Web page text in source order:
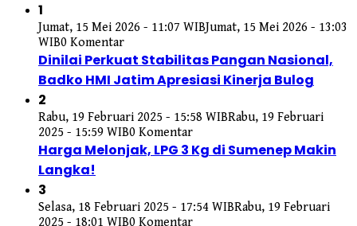
1
Jumat, 15 Mei 2026 - 11:07 WIBJumat, 15 Mei 2026 - 13:03
WIB0 Komentar
Dinilai Perkuat Stabilitas Pangan Nasional,
Badko HMI Jatim Apresiasi Kinerja Bulog
2
Rabu, 19 Februari 2025 - 15:58 WIBRabu, 19 Februari
2025 - 15:59 WIB0 Komentar
Harga Melonjak, LPG 3 Kg di Sumenep Makin
Langka!
3
Selasa, 18 Februari 2025 - 17:54 WIBRabu, 19 Februari
2025 - 18:01 WIB0 Komentar